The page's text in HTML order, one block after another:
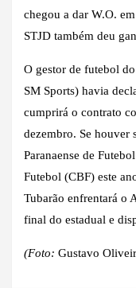
chegou a dar W.O.
STJD também deu
O gestor de futebol
SM Sports) havia
cumprirá o contrato
dezembro. Se houver
Paranaense de
Futebol (CBF) este
Tubarão enfrentará o
final do estadual e
(Foto: Gustavo